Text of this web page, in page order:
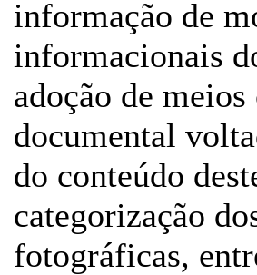
informação de
informacionais
adoção de
documental
do conteúdo
categorização
fotográficas,